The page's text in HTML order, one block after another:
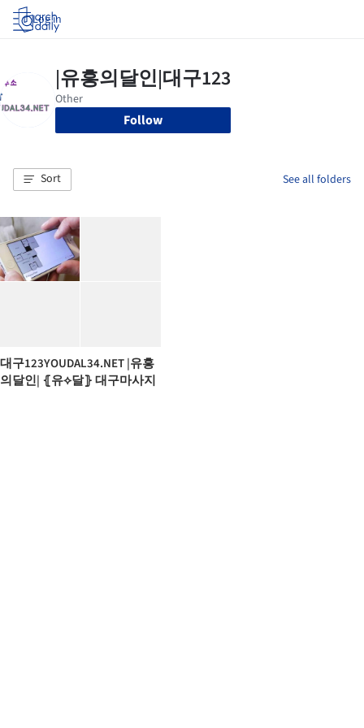
Log in
Follow
Sort See all folders
대구123YOUDAL34.NET |유흥
의달인| ⦃유⟡달⦄ 대구마사지